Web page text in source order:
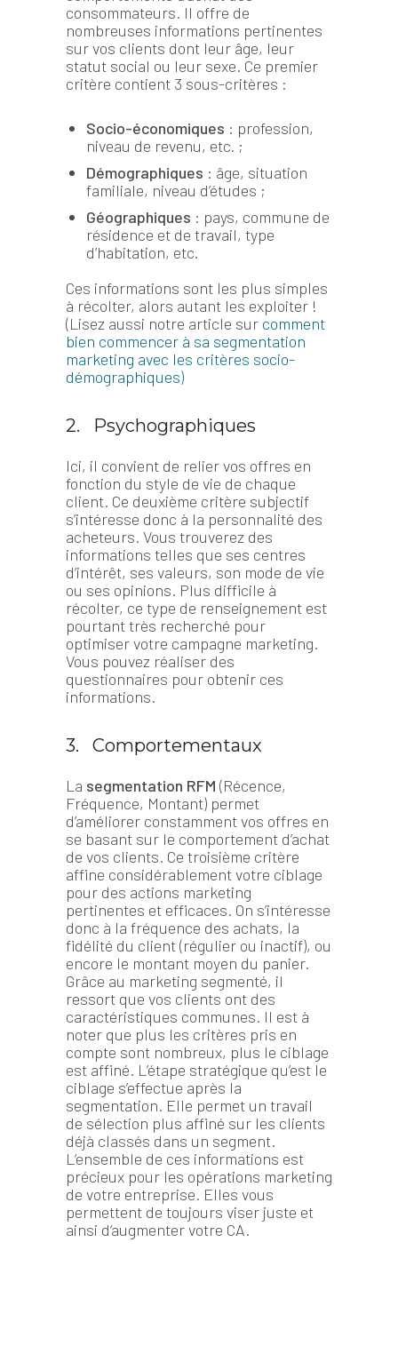
consommateurs. Il offre de
nombreuses informations pertinentes
sur vos clients dont leur âge, leur
statut social ou leur sexe. Ce premier
critère contient 3 sous-critères :
Socio-économiques : profession,
niveau de revenu, etc. ;
Démographiques : âge, situation
familiale, niveau d’études ;
Géographiques : pays, commune de
résidence et de travail, type
d’habitation, etc.
Ces informations sont les plus simples
à récolter, alors autant les exploiter !
(Lisez aussi notre article sur comment
bien commencer à sa segmentation
marketing avec les critères socio-
démographiques)
2. Psychographiques
Ici, il convient de relier vos offres en
fonction du style de vie de chaque
client. Ce deuxième critère subjectif
s’intéresse donc à la personnalité des
acheteurs. Vous trouverez des
informations telles que ses centres
d’intérêt, ses valeurs, son mode de vie
ou ses opinions. Plus difficile à
récolter, ce type de renseignement est
pourtant très recherché pour
optimiser votre campagne marketing.
Vous pouvez réaliser des
questionnaires pour obtenir ces
informations.
3. Comportementaux
La segmentation RFM (Récence,
Fréquence, Montant) permet
d’améliorer constamment vos offres en
se basant sur le comportement d’achat
de vos clients. Ce troisième critère
affine considérablement votre ciblage
pour des actions marketing
pertinentes et efficaces. On s’intéresse
donc à la fréquence des achats, la
fidélité du client (régulier ou inactif), ou
encore le montant moyen du panier.
Grâce au marketing segmenté, il
ressort que vos clients ont des
caractéristiques communes. Il est à
noter que plus les critères pris en
compte sont nombreux, plus le ciblage
est affiné. L’étape stratégique qu’est le
ciblage s’effectue après la
segmentation. Elle permet un travail
de sélection plus affiné sur les clients
déjà classés dans un segment.
L’ensemble de ces informations est
précieux pour les opérations marketing
de votre entreprise. Elles vous
permettent de toujours viser juste et
ainsi d’augmenter votre CA.